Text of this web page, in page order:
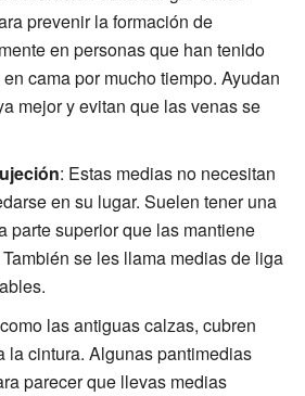
prevenir la formación de
en personas que han tenido
cama por mucho tiempo. Ayudan
mejor y evitan que las venas se
: Estas medias no necesitan
en su lugar. Suelen tener una
parte superior que las mantiene
se les llama medias de liga
las antiguas calzas, cubren
la cintura. Algunas pantimedias
parecer que llevas medias